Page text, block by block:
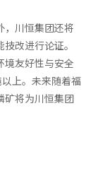
，川恒集团还将
改进行论证。
境友好性与安全
上。未来随着福
矿将为川恒集团